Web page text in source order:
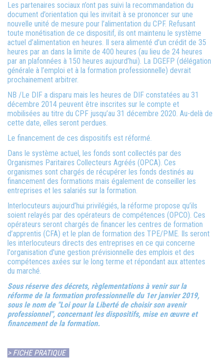
Les partenaires sociaux n’ont pas suivi la recommandation du
document d’orientation qui les invitait à se prononcer sur une
nouvelle unité de mesure pour l’alimentation du CPF. Refusant
toute monétisation de ce dispositif, ils ont maintenu le système
actuel d’alimentation en heures. Il sera alimenté d’un crédit de 35
heures par an dans la limite de 400 heures (au lieu de 24 heures
par an plafonnées à 150 heures aujourd’hui). La DGEFP (délégation
générale à l’emploi et à la formation professionnelle) devrait
prochainement arbitrer.
NB /Le DIF a disparu mais les heures de DIF constatées au 31
décembre 2014 peuvent être inscrites sur le compte et
mobilisées au titre du CPF jusqu’au 31 décembre 2020. Au-delà de
cette date, elles seront perdues.
Le financement de ces dispositifs est réformé.
Dans le système actuel, les fonds sont collectés par des
Organismes Paritaires Collecteurs Agréés (OPCA). Ces
organismes sont chargés de récupérer les fonds destinés au
financement des formations mais également de conseiller les
entreprises et les salariés sur la formation.
Interlocuteurs aujourd’hui privilégiés, la réforme propose qu’ils
soient relayés par des opérateurs de compétences (OPCO). Ces
opérateurs seront chargés de financer les centres de formation
d’apprentis (CFA) et le plan de formation des TPE/PME. Ils seront
les interlocuteurs directs des entreprises en ce qui concerne
l'organisation d'une gestion prévisionnelle des emplois et des
compétences axées sur le long terme et répondant aux attentes
du marché.
Sous réserve des décrets, règlementations à venir sur la
réforme de la formation professionnelle du 1er janvier 2019,
sous le nom de "Loi pour la Liberté de choisir son avenir
professionnel", concernant les dispositifs, mise en œuvre et
financement de la formation.
> FICHE PRATIQUE